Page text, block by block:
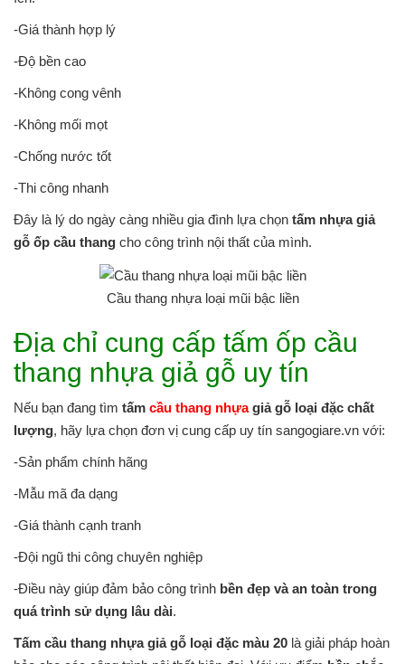
-Giá thành hợp lý
-Độ bền cao
-Không cong vênh
-Không mối mọt
-Chống nước tốt
-Thi công nhanh
Đây là lý do ngày càng nhiều gia đình lựa chọn tấm nhựa giả
gỗ ốp cầu thang cho công trình nội thất của mình.
Cầu thang nhựa loại mũi bậc liền
Địa chỉ cung cấp tấm ốp cầu
thang nhựa giả gỗ uy tín
Nếu bạn đang tìm tấm cầu thang nhựa giả gỗ loại đặc chất
lượng, hãy lựa chọn đơn vị cung cấp uy tín sangogiare.vn với:
-Sản phẩm chính hãng
-Mẫu mã đa dạng
-Giá thành cạnh tranh
-Đội ngũ thi công chuyên nghiệp
-Điều này giúp đảm bảo công trình bền đẹp và an toàn trong
quá trình sử dụng lâu dài.
Tấm cầu thang nhựa giả gỗ loại đặc màu 20 là giải pháp hoàn